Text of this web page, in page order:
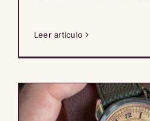
Leer artículo